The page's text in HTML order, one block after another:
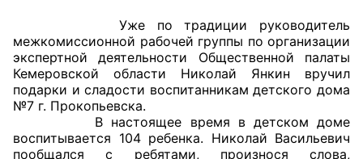
ОБРАТНАЯ СВЯЗЬ
Уже по традиции руководитель
межкомиссионной рабочей группы по организации
экспертной деятельности Общественной палаты
Кемеровской области Николай Янкин вручил
подарки и сладости воспитанникам детского дома
№7 г. Прокопьевска.
В настоящее время в детском доме
воспитывается 104 ребенка. Николай Васильевич
пообщался с ребятами, произнося слова,